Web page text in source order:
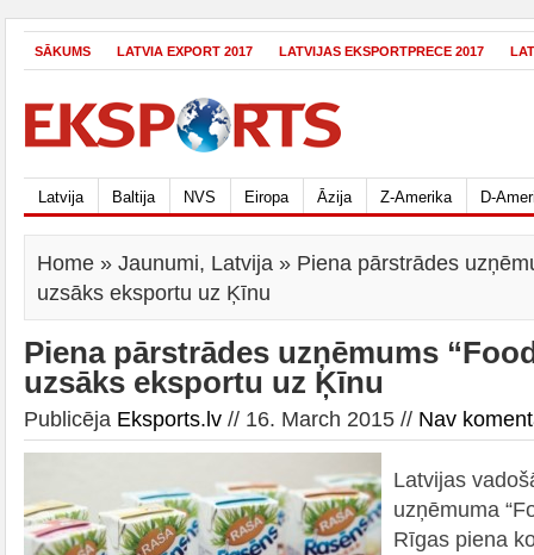
SĀKUMS LATVIA EXPORT 2017 LATVIJAS EKSPORTPRECE 2017
Latvija Baltija NVS Eiropa Āzija Z-Amerika D-
Home » Jaunumi, Latvija » Piena pārstrādes
uzsāks eksportu uz Ķīnu
Piena pārstrādes uzņēmums
uzsāks eksportu uz Ķīnu
Publicēja Eksports.lv // 16. March 2015 // Nav
Latvijas
uzņēmuma
Rīgas piena